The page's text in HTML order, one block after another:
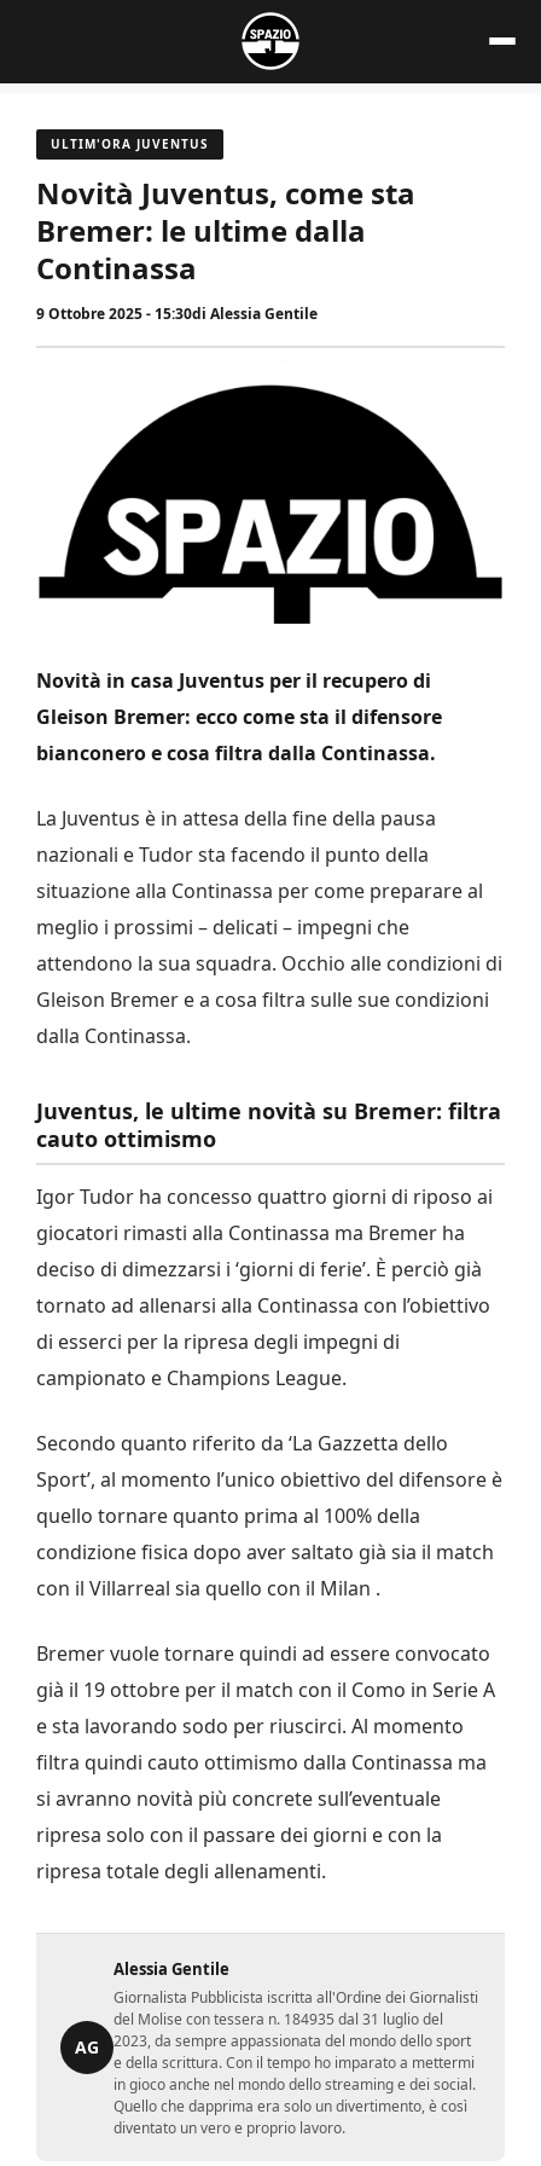
contenuto
ULTIM'ORA JUVENTUS
Novità Juventus, come sta
Bremer: le ultime dalla
Continassa
9 Ottobre 2025 - 15:30di Alessia Gentile
Novità in casa Juventus per il recupero di
Gleison Bremer: ecco come sta il difensore
bianconero e cosa filtra dalla Continassa.
La Juventus è in attesa della fine della pausa
nazionali e Tudor sta facendo il punto della
situazione alla Continassa per come preparare al
meglio i prossimi – delicati – impegni che
attendono la sua squadra. Occhio alle condizioni di
Gleison Bremer e a cosa filtra sulle sue condizioni
dalla Continassa.
Juventus, le ultime novità su Bremer: filtra
cauto ottimismo
Igor Tudor ha concesso quattro giorni di riposo ai
giocatori rimasti alla Continassa ma Bremer ha
deciso di dimezzarsi i ‘giorni di ferie’. È perciò già
tornato ad allenarsi alla Continassa con l’obiettivo
di esserci per la ripresa degli impegni di
campionato e Champions League.
Secondo quanto riferito da ‘La Gazzetta dello
Sport’, al momento l’unico obiettivo del difensore è
quello tornare quanto prima al 100% della
condizione fisica dopo aver saltato già sia il match
con il Villarreal sia quello con il Milan .
Bremer vuole tornare quindi ad essere convocato
già il 19 ottobre per il match con il Como in Serie A
e sta lavorando sodo per riuscirci. Al momento
filtra quindi cauto ottimismo dalla Continassa ma
si avranno novità più concrete sull’eventuale
ripresa solo con il passare dei giorni e con la
ripresa totale degli allenamenti.
AG
Alessia Gentile
Giornalista Pubblicista iscritta all'Ordine dei Giornalisti
del Molise con tessera n. 184935 dal 31 luglio del
2023, da sempre appassionata del mondo dello sport
e della scrittura. Con il tempo ho imparato a mettermi
in gioco anche nel mondo dello streaming e dei social.
Quello che dapprima era solo un divertimento, è così
diventato un vero e proprio lavoro.